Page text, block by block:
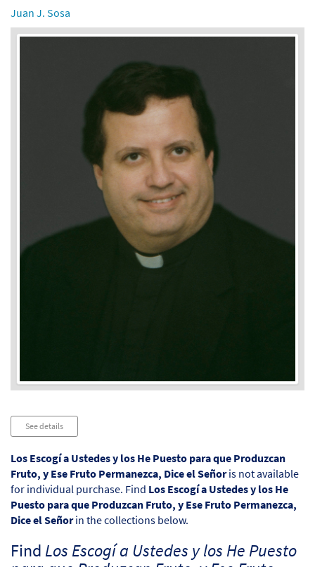
Juan J. Sosa
See details
Los Escogí a Ustedes y los He Puesto para que Produzcan
Fruto, y Ese Fruto Permanezca, Dice el Señoris not available
for individual purchase. Find Los Escogí a Ustedes y los He
Puesto para que Produzcan Fruto, y Ese Fruto Permanezca,
Dice el Señorin the collections below.
Find Los Escogí a Ustedes y los He Puesto